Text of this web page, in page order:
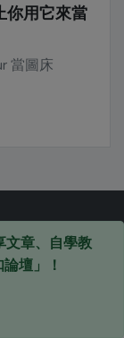
你用它來當
當圖床
文章、自學教
壇」！